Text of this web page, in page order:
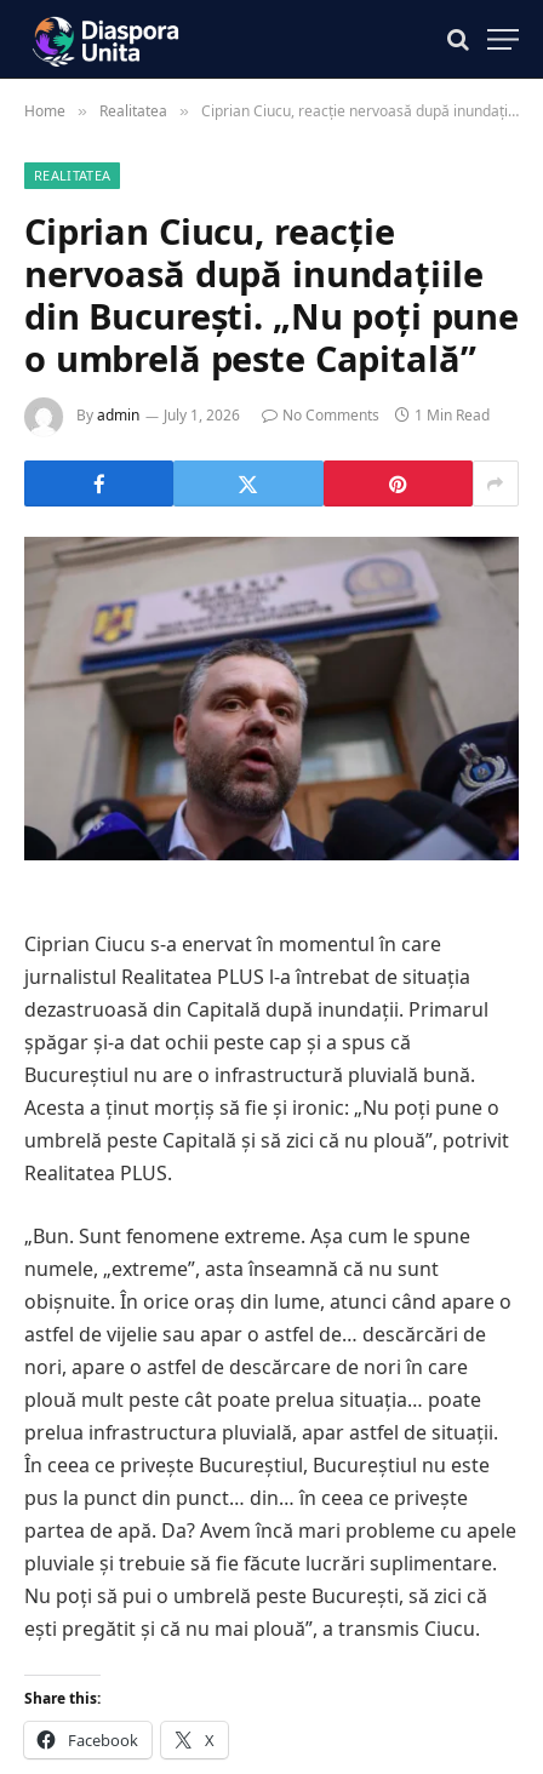
Home » Realitatea » Ciprian Ciucu, reacție nervoasă după inundațiile din București. „Nu poți pune o umbrelă peste Capitală”
REALITATEA
Ciprian Ciucu, reacție
nervoasă după inundațiile
din București. „Nu poți pune
o umbrelă peste Capitală”
Byadmin July 1, 2026 No Comments 1 Min Read
Ciprian Ciucu s-a enervat în momentul în care
jurnalistul Realitatea PLUS l-a întrebat de situația
dezastruoasă din Capitală după inundații. Primarul
șpăgar și-a dat ochii peste cap și a spus că
Bucureștiul nu are o infrastructură pluvială bună.
Acesta a ținut morțiș să fie și ironic: „Nu poți pune o
umbrelă peste Capitală și să zici că nu plouă”, potrivit
Realitatea PLUS.
„Bun. Sunt fenomene extreme. Așa cum le spune
numele, „extreme”, asta înseamnă că nu sunt
obișnuite. În orice oraș din lume, atunci când apare o
astfel de vijelie sau apar o astfel de… descărcări de
nori, apare o astfel de descărcare de nori în care
plouă mult peste cât poate prelua situația… poate
prelua infrastructura pluvială, apar astfel de situații.
În ceea ce privește Bucureștiul, Bucureștiul nu este
pus la punct din punct… din… în ceea ce privește
partea de apă. Da? Avem încă mari probleme cu apele
pluviale și trebuie să fie făcute lucrări suplimentare.
Nu poți să pui o umbrelă peste București, să zici că
ești pregătit și că nu mai plouă”, a transmis Ciucu.
Share this:
Facebook X